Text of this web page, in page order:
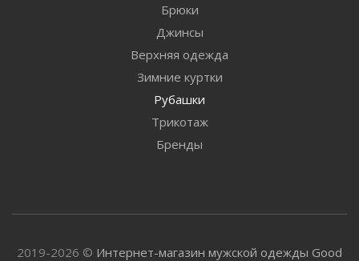
Брюки
Джинсы
Верхняя одежда
Зимние куртки
Рубашки
Трикотаж
Бренды
2019-2026 © Интернет-магазин мужской одежды Good